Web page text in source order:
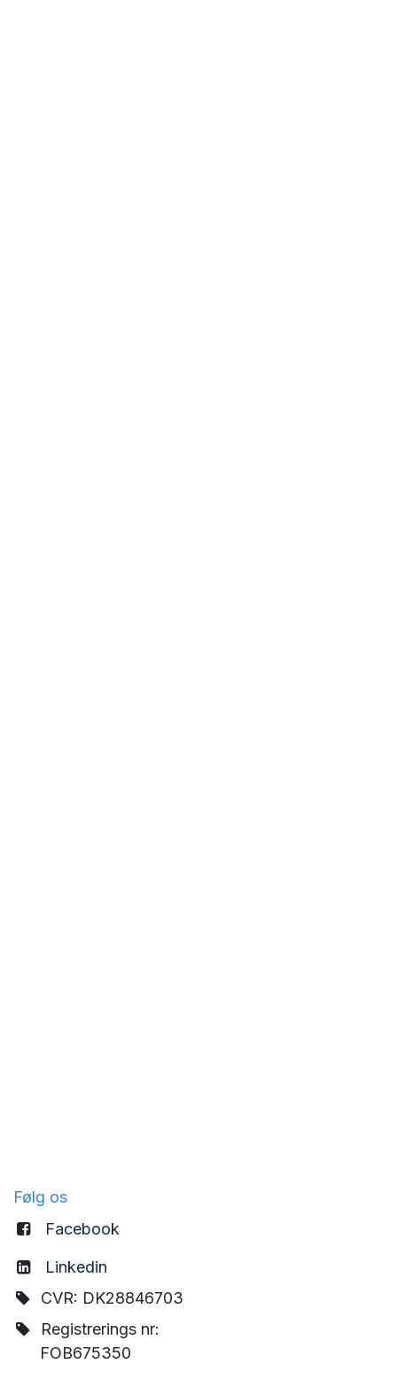
Følg os
Facebook
Linkedin
CVR: DK28846703
Registrerings nr:
FOB675350